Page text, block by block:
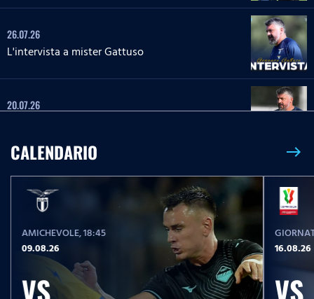
26.07.26
L'intervista a mister Gattuso
20.07.26
23.05.26
Serie A Enilive | Lazio-Pisa, le parole post partita
23.05.26
Serie A Enilive | Lazio-Pisa, la conferenza stampa
post partita
CALENDARIO east
AMICHEVOLE, 18:45
09.08.26
VS
16.08.26
VS